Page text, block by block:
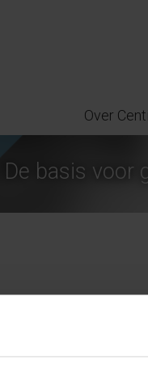
Over
De basis voor
donderdag in